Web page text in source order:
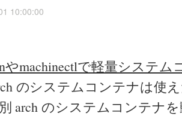
10:00:00
やmachinectlで軽量システ
のシステムコンテナは使
arch のシステムコンテナを